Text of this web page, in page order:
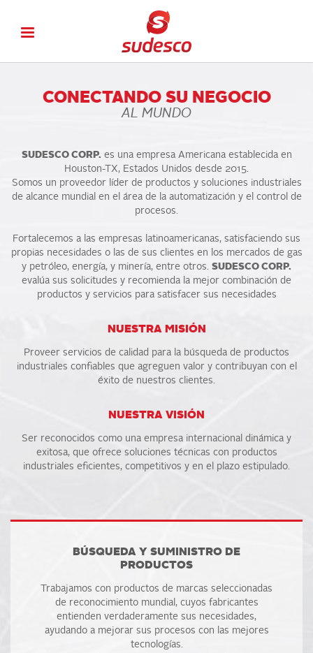
CONECTANDO SU NEGOCIO
AL MUNDO
SUDESCO CORP. es una empresa Americana establecida en
Houston-TX, Estados Unidos desde 2015.
Somos un proveedor líder de productos y soluciones industriales
de alcance mundial en el área de la automatización y el control de
procesos.
Fortalecemos a las empresas latinoamericanas, satisfaciendo sus
propias necesidades o las de sus clientes en los mercados de gas
y petróleo, energía, y minería, entre otros. SUDESCO CORP.
evalúa sus solicitudes y recomienda la mejor combinación de
productos y servicios para satisfacer sus necesidades
NUESTRA MISIÓN
Proveer servicios de calidad para la búsqueda de productos
industriales confiables que agreguen valor y contribuyan con el
éxito de nuestros clientes.
NUESTRA VISIÓN
Ser reconocidos como una empresa internacional dinámica y
exitosa, que ofrece soluciones técnicas con productos
industriales eficientes, competitivos y en el plazo estipulado.
BÚSQUEDA Y SUMINISTRO DE
PRODUCTOS
Trabajamos con productos de marcas seleccionadas
de reconocimiento mundial, cuyos fabricantes
entienden verdaderamente sus necesidades,
ayudando a mejorar sus procesos con las mejores
tecnologías.